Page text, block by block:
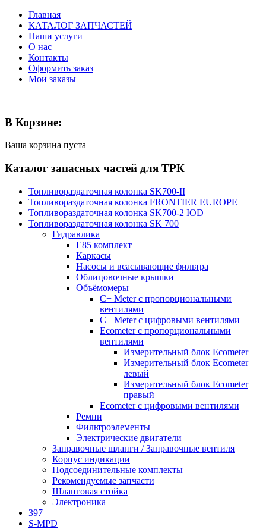
Главная
КАТАЛОГ ЗАПЧАСТЕЙ
Наши услуги
О нас
Контакты
Оформить заказ
Мои заказы
В Корзине:
Ваша корзина пуста
Каталог запасных частей для ТРК
Топливораздаточная колонка SK700-II
Топливораздаточная колонка FRONTIER EUROPE
Топливораздаточная колонка SK700-2 IOD
Топливораздаточная колонка SK 700
Гидравлика
E85 комплект
Каркасы
Насосы и всасывающие фильтра
Облицовочные крышки
Объёмомеры
C+ Meter с пропорциональными
вентилями
C+ Meter с цифровыми вентилями
Ecometer с пропорциональными
вентилями
Измерительный блок Ecometer
Измерительный блок Ecometer
левый
Измерительный блок Ecometer
правый
Ecometer с цифровыми вентилями
Ремни
Фильтроэлементы
Электрические двигатели
Заправочные шланги / Заправочные вентиля
Корпус индикации
Подсоединительные комплекты
Рекомендуемые запчасти
Шланговая стойка
Электроника
397
S-MPD